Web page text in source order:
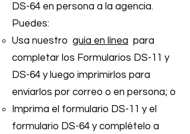
DS-64 en persona a la agencia.
Puedes:
Usa nuestro guía en línea para
completar los Formularios DS-11 y
DS-64 y luego imprimirlos para
enviarlos por correo o en persona; o
Imprima el formulario DS-11 y el
formulario DS-64 y complételo a